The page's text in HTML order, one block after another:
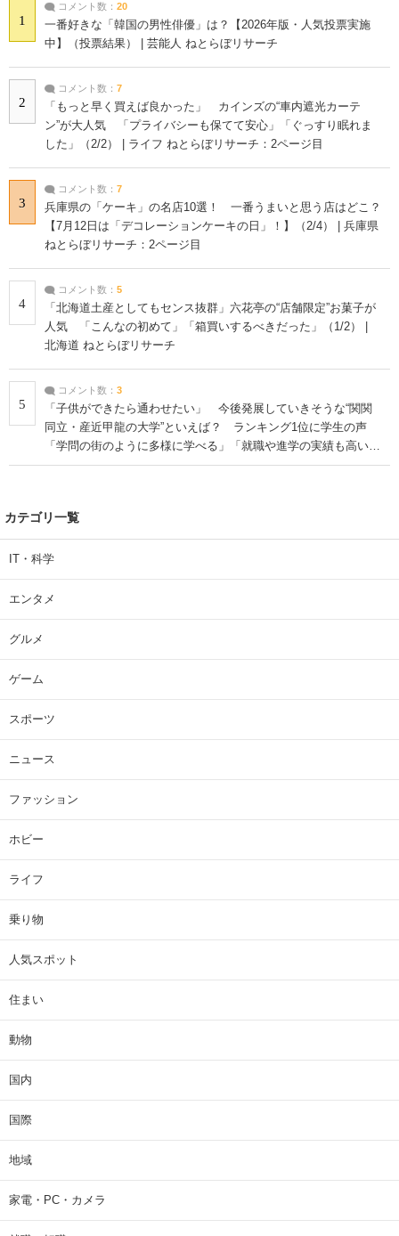
1
コメント数： 20
一番好きな「韓国の男性俳優」は？【2026年版・人気投票実施
中】（投票結果） | 芸能人 ねとらぼリサーチ
2
コメント数： 7
「もっと早く買えば良かった」 カインズの“車内遮光カーテ
ン”が大人気 「プライバシーも保てて安心」「ぐっすり眠れま
した」（2/2） | ライフ ねとらぼリサーチ：2ページ目
3
コメント数： 7
兵庫県の「ケーキ」の名店10選！ 一番うまいと思う店はどこ？
【7月12日は「デコレーションケーキの日」！】（2/4） | 兵庫県
ねとらぼリサーチ：2ページ目
4
コメント数： 5
「北海道土産としてもセンス抜群」六花亭の“店舗限定”お菓子が
人気 「こんなの初めて」「箱買いするべきだった」（1/2） |
北海道 ねとらぼリサーチ
5
コメント数： 3
「子供ができたら通わせたい」 今後発展していきそうな“関関
同立・産近甲龍の大学”といえば？ ランキング1位に学生の声
「学問の街のように多様に学べる」「就職や進学の実績も高い」
| 大学 ねとらぼリサーチ
カテゴリ一覧
IT・科学
エンタメ
グルメ
ゲーム
スポーツ
ニュース
ファッション
ホビー
ライフ
乗り物
人気スポット
住まい
動物
国内
国際
地域
家電・PC・カメラ